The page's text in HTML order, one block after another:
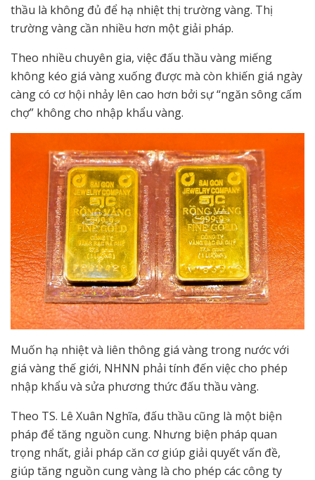
thầu là không đủ để hạ nhiệt thị trường vàng. Thị
trường vàng cần nhiều hơn một giải pháp.
Theo nhiều chuyên gia, việc đấu thầu vàng miếng
không kéo giá vàng xuống được mà còn khiến giá ngày
càng có cơ hội nhảy lên cao hơn bởi sự “ngăn sông cấm
chợ” không cho nhập khẩu vàng.
Muốn hạ nhiệt và liên thông giá vàng trong nước với
giá vàng thế giới, NHNN phải tính đến việc cho phép
nhập khẩu và sửa phương thức đấu thầu vàng.
Theo TS. Lê Xuân Nghĩa, đấu thầu cũng là một biện
pháp để tăng nguồn cung. Nhưng biện pháp quan
trọng nhất, giải pháp căn cơ giúp giải quyết vấn đề,
giúp tăng nguồn cung vàng là cho phép các công ty